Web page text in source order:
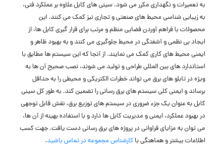
به تعمیرات و نگهداری مکرر می ‌شود. سینی‌ های کابل علاوه بر عملکرد فنی،
به زیبایی ‌شناسی محیط ‌های صنعتی و تجاری نیز کمک می ‌کنند. این
محصولات با فراهم آوردن فضایی منظم و مرتب برای قرار گیری کابل ‌ها، از
ایجاد بی ‌نظمی و آشفتگی در محیط جلوگیری می ‌کنند و به بهبود ظاهر و
ایمنی محیط‌ های کاری کمک می ‌نمایند. از آنجا که این سیستم‌ ها مطابق با
استاندارد های بین ‌المللی طراحی و تولید می ‌شوند، نصب صحیح آن‌ ها به
ویژه در تابلو های برق می ‌تواند خطرات الکتریکی و محیطی را به حداقل
برساند و ایمنی کلی سیستم‌ های برق ‌رسانی را تضمین کند. به طور کل سینی
کابل به عنوان یک جزء ضروری در سیستم‌ های توزیع برق، نقش قابل توجهی
در بهبود عملکرد، ایمنی و مدیریت کابل‌ ها دارد و با استفاده بهینه از آن ‌ها،
می‌ توان به مزایای فراوانی در پروژه‌ های برق ‌رسانی دست یافت. جهت کسب
اطلاعات بیشتر و هماهنگی باکارشناس مجموعه در تماس باشید.